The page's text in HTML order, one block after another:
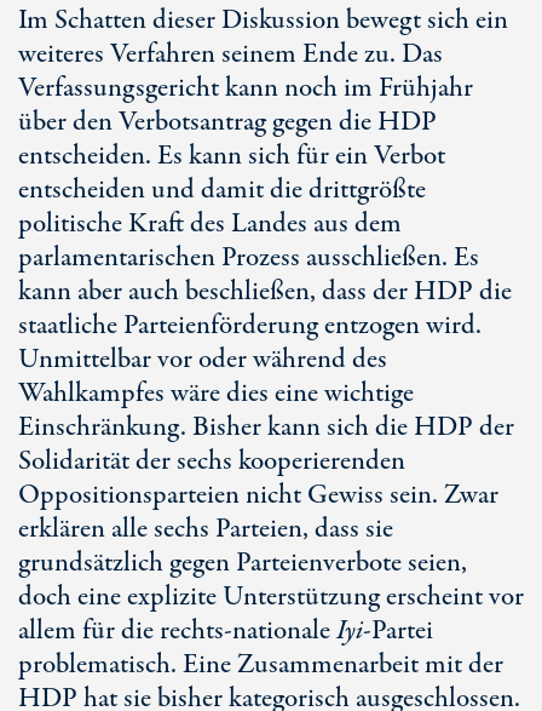
Im Schatten dieser Diskussion bewegt sich ein
weiteres Verfahren seinem Ende zu. Das
Verfassungsgericht kann noch im Frühjahr
über den Verbotsantrag gegen die HDP
entscheiden. Es kann sich für ein Verbot
entscheiden und damit die drittgrößte
politische Kraft des Landes aus dem
parlamentarischen Prozess ausschließen. Es
kann aber auch beschließen, dass der HDP die
staatliche Parteienförderung entzogen wird.
Unmittelbar vor oder während des
Wahlkampfes wäre dies eine wichtige
Einschränkung. Bisher kann sich die HDP der
Solidarität der sechs kooperierenden
Oppositionsparteien nicht Gewiss sein. Zwar
erklären alle sechs Parteien, dass sie
grundsätzlich gegen Parteienverbote seien,
doch eine explizite Unterstützung erscheint vor
allem für die rechts-nationaleIyi-Partei
problematisch. Eine Zusammenarbeit mit der
HDP hat sie bisher kategorisch ausgeschlossen.